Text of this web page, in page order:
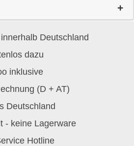
Deutschland
dazu
inklusive
(D + AT)
Deutschland
- keine Lagerware
Hotline